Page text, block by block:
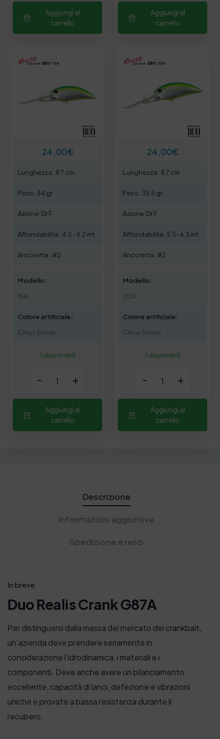
Aggiungi al
carrello
Aggiungi al
carrello
24,00€
Lunghezza : 8.7 cm
Peso : 34 gr
Azione: Dr F
Affondabilità : 4.2 - 5.2 mt
Ancoretta : #2
Modello:
15A
Colore artificiale:
Citrus Shiner
1 disponibili
- +
Aggiungi al
carrello
24,00€
Lunghezza : 8.7 cm
Peso : 35.5 gr
Azione: Dr F
Affondabilità : 5.5-6.3 mt
Ancoretta : #2
Modello:
20A
Colore artificiale:
Citrus Shiner
1 disponibili
- +
Aggiungi al
carrello
Descrizione
Informazioni aggiuntive
Spedizione e reso
In breve
Duo Realis Crank G87A
Per distinguersi dalla massa del mercato dei crankbait,
un’azienda deve prendere seriamente in
considerazione l’idrodinamica, i materiali e i
componenti. Deve anche avere un bilanciamento
eccellente, capacità di lanci, defezione e vibrazioni
uniche e provate a bassa resistenza durante il
recupero.